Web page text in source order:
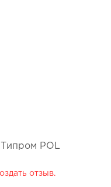
POL
отзыв.